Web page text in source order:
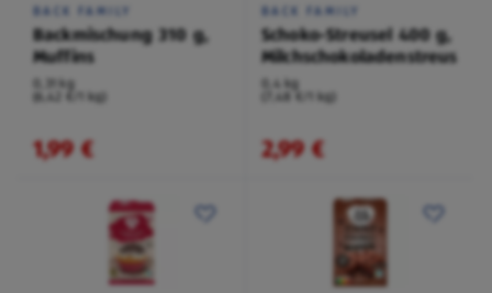
BACK FAMILY
Backmischung 310 g,
Muffins
0,31 kg
(6,42 €/1 kg)
1,99 €
BACK FAMILY
Schoko-Streusel 400 g,
Milchschokoladenstreusel
0,4 kg
(7,48 €/1 kg)
2,99 €